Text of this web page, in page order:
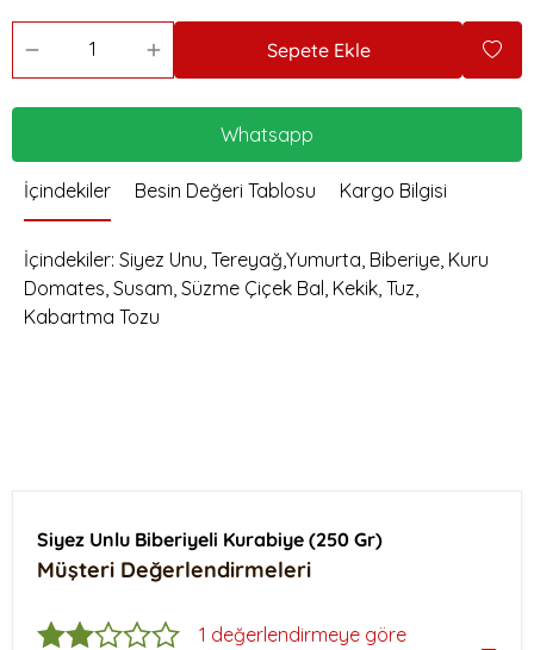
Sepete Ekle
Whatsapp
İçindekiler Besin Değeri Tablosu Kargo Bilgisi
İçindekiler: Siyez Unu, Tereyağ,Yumurta, Biberiye, Kuru
Domates, Susam, Süzme Çiçek Bal, Kekik, Tuz,
Kabartma Tozu
Siyez Unlu Biberiyeli Kurabiye (250 Gr)
Müşteri Değerlendirmeleri
1 değerlendirmeye göre